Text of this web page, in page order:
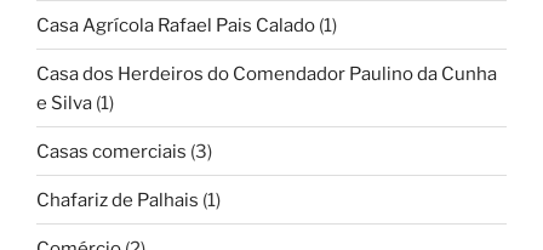
Casa Agrícola Rafael Pais Calado (1)
Casa dos Herdeiros do Comendador Paulino da Cunha
e Silva (1)
Casas comerciais (3)
Chafariz de Palhais (1)